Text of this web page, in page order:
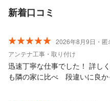
新着口コミ
2026年8月9日・匿
アンテナ工事・取り付け
迅速丁寧な仕事でした！ 詳し
も隣の家に比べ 段違いに良か